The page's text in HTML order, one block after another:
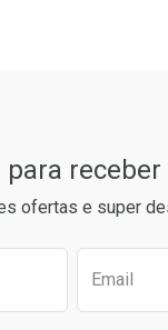
para
ofertas e super
formulário
Email